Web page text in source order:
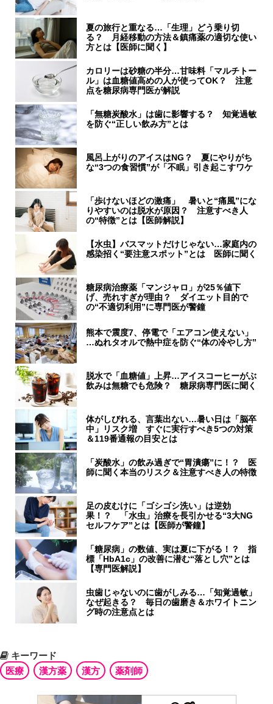
夏の旅行と重なる…「生理」どう乗り切
る？ 月経移動の方法＆鎮痛薬の適切な使い
方とは【医師に聞く】
カロリーは砂糖の半分…甘味料「マルチトー
ル」は血糖値高めの人が使ってOK？ 注意
点を糖尿病専門医が解説
「無糖炭酸水」は歯に影響する？ 知覚過敏
を防ぐ“正しい飲み方”とは
風呂上がりのアイスはNG？ 夏にやりがち
な“3つの食習慣”が「不眠」引き起こすワケ
「歩けないほどの激痛」 暑いと“痛風”にな
りやすいのは脱水が原因？ 注意すべき人
の“特徴”とは【医師解説】
【水虫】バスマットだけじゃない…家庭内の
感染招く“要注意スポット”とは 医師に聞く
糖尿病治療薬「マンジャロ」が25％値下
げ、売れすぎが理由？ ダイエット目的で
の“不適切利用”に専門医が警鐘
熊本で震度7、停電で「エアコン使えない」
…ぬれタオルで熱中症を防ぐ“体の冷やし方”
脱水で「血糖値」上昇…アイスコーヒーがぶ
飲みは無糖でも危険？ 糖尿病専門医に聞く
体がしびれる、言葉出ない…暑い日は「脳卒
中」リスク増 すぐに実行すべき5つの対策
＆119番通報の目安とは
「炭酸水」の飲み過ぎで“胃潰瘍”に！？ 医
師に聞く本当のリスク＆注意すべき人の特徴
足の皮むけに「ゴシゴシ洗い」は逆効
果！？ 「水虫」治療を長引かせる“3大NG
セルフケア”とは【医師が警鐘】
「糖尿病」の数値、実は夏に下がる！？ 指
標「HbA1c」の改善に潜む“落とし穴”とは
【専門医解説】
虫歯じゃないのに歯がしみる…「知覚過敏」
なぜ起きる？ 毎日の歯磨き＆ホワイトニン
グ時の注意点とは
キーワード
医療
漢方薬 漢方 薬剤師